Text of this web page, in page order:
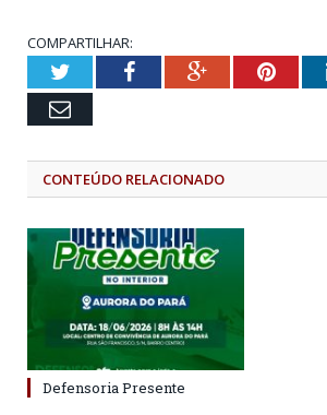
COMPARTILHAR:
TwitterFacebookGoogle+
Email
CONTEÚDO RELACIONADO
Defensoria Presente